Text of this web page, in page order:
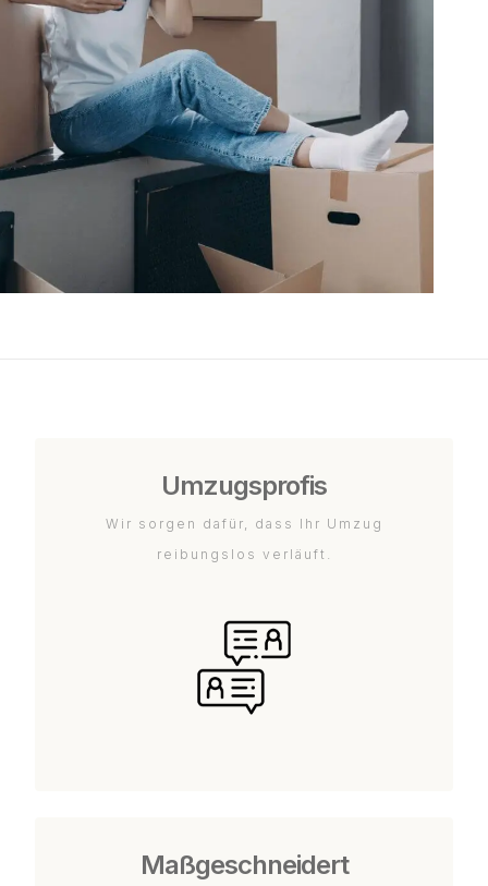
Umzugsprofis
Wir sorgen dafür, dass Ihr Umzug
reibungslos verläuft.
Maßgeschneidert